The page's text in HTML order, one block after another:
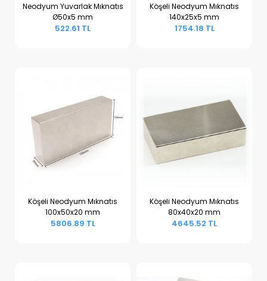
Sepete Ekle
Neodyum Yuvarlak Mıknatıs
Ø50x5 mm
522.61 TL
Sepete Ekle
Köşeli Neodyum Mıknatıs
140x25x5 mm
1754.18 TL
Sepete Ekle
Köşeli Neodyum Mıknatıs
100x50x20 mm
5806.89 TL
Sepete Ekle
Köşeli Neodyum Mıknatıs
80x40x20 mm
4645.52 TL